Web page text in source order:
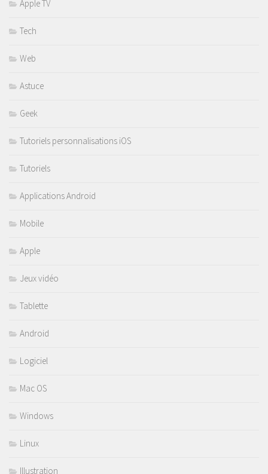
Apple TV
Tech
Web
Astuce
Geek
Tutoriels personnalisations iOS
Tutoriels
Applications Android
Mobile
Apple
Jeux vidéo
Tablette
Android
Logiciel
Mac OS
Windows
Linux
Illustration